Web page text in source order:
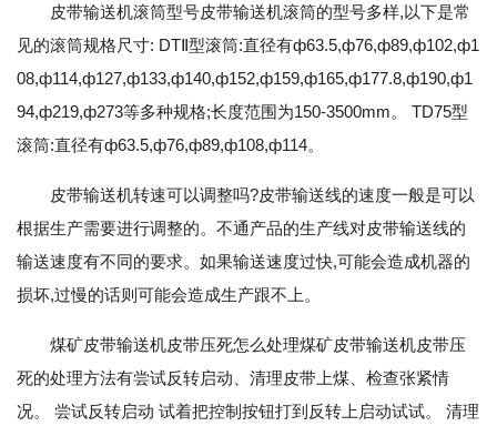
皮带输送机滚筒型号皮带输送机滚筒的型号多样,以下是常
见的滚筒规格尺寸: DTⅡ型滚筒:直径有ф63.5,ф76,ф89,ф102,ф1
08,ф114,ф127,ф133,ф140,ф152,ф159,ф165,ф177.8,ф190,ф1
94,ф219,ф273等多种规格;长度范围为150-3500mm。 TD75型
滚筒:直径有ф63.5,ф76,ф89,ф108,ф114。
皮带输送机转速可以调整吗?皮带输送线的速度一般是可以
根据生产需要进行调整的。不通产品的生产线对皮带输送线的
输送速度有不同的要求。如果输送速度过快,可能会造成机器的
损坏,过慢的话则可能会造成生产跟不上。
煤矿皮带输送机皮带压死怎么处理煤矿皮带输送机皮带压
死的处理方法有尝试反转启动、清理皮带上煤、检查张紧情
况。 尝试反转启动 试着把控制按钮打到反转上启动试试。 清理